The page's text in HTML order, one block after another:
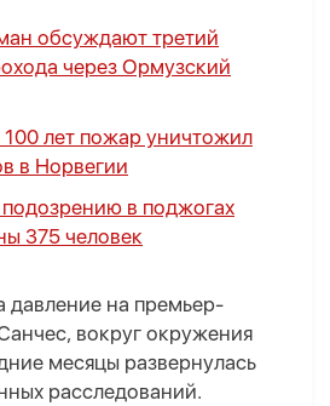
обсуждают третий
через Ормузский
лет пожар уничтожил
в Норвегии
в поджогах
375 человек
давление на премьер-
вокруг окружения
месяцы развернулась
расследований.